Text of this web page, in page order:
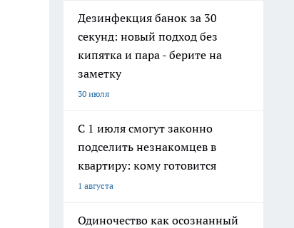
Дезинфекция банок за 30
секунд: новый подход без
кипятка и пара - берите на
заметку
30 июля
С 1 июля смогут законно
подселить незнакомцев в
квартиру: кому готовится
1 августа
Одиночество как осознанный